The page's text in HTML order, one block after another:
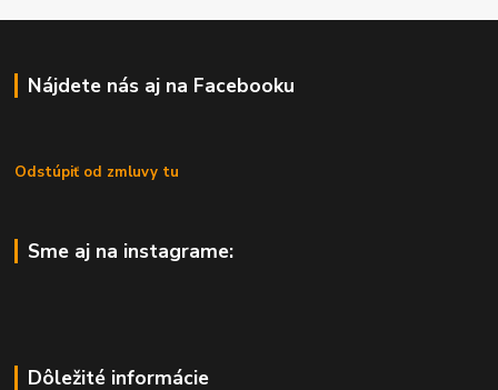
Nájdete nás aj na Facebooku
Odstúpiť od zmluvy tu
Sme aj na instagrame:
Dôležité informácie